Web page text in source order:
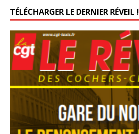
TÉLÉCHARGER LE DERNIER RÉVEIL !